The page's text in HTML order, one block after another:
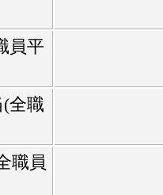
員平
全職
職員